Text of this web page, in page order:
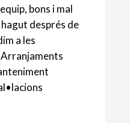
bons i mal
després de
a les